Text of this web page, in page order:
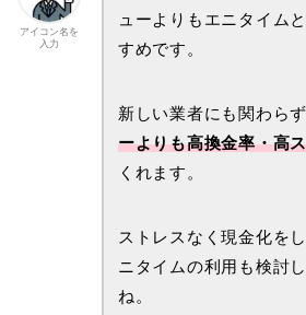
アイコン名を
入力
ューよりもエニタイム
すめです。
新しい業者にも関わらず
ーよりも高換金率・高
くれます。
ストレスなく現金化を
ニタイムの利用も検討
ね。